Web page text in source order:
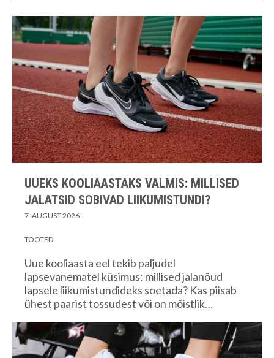
UUEKS KOOLIAASTAKS VALMIS: MILLISED
JALATSID SOBIVAD LIIKUMISTUNDI?
7. AUGUST 2026
TOOTED
Uue kooliaasta eel tekib paljudel
lapsevanematel küsimus: millised jalanõud
lapsele liikumistundideks soetada? Kas piisab
ühest paarist tossudest või on mõistlik…